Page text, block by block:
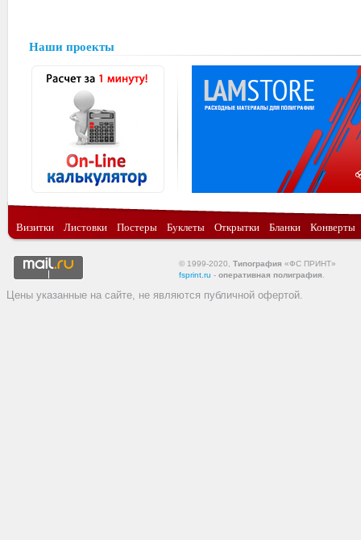
Наши проекты
Визитки Листовки Постеры Буклеты Открытки Бланки Конверты
© 1999-2020, Типография «ФС ПРИНТ»
fsprint.ru - оперативная полиграфия
Цены указанные на сайте, не являются публичной офертой.